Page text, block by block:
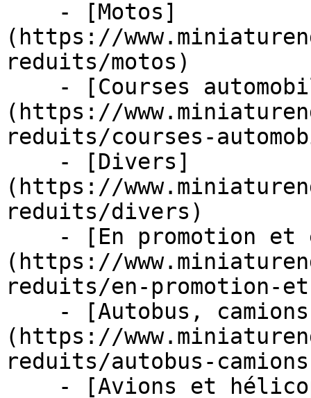
(https://
reduits/motos)
(https://
reduits/courses-
(https://
reduits/divers)
(https://
reduits/en-promotion-
(https://
reduits/autobus-